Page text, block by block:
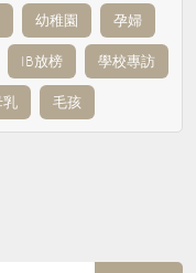
幼稚園 孕婦
IB放榜 學校專訪
乳 毛孩